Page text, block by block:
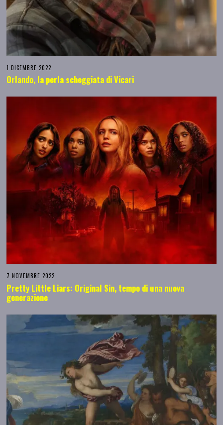
1 DICEMBRE 2022
Orlando, la perla scheggiata di Vicari
7 NOVEMBRE 2022
Pretty Little Liars: Original Sin, tempo di una nuova
generazione